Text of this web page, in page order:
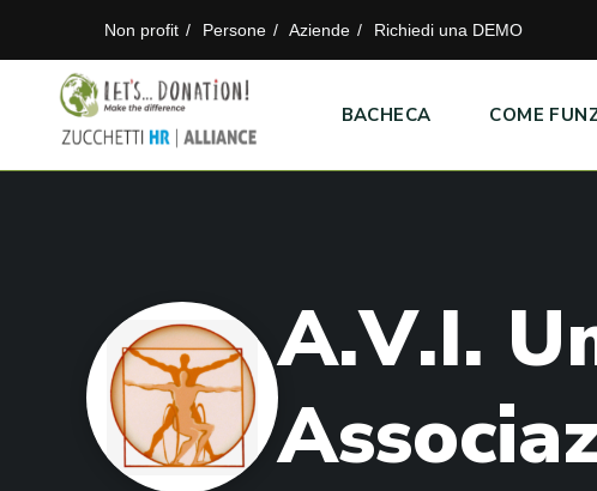
Non profit Persone Aziende Richiedi una DEMO
BACHECA COME
A.V.I. U
Associa